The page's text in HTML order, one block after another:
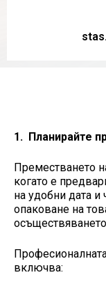
1. Планирайте
Преместването
когато е
на удобни дата и
опаковане на
включва: